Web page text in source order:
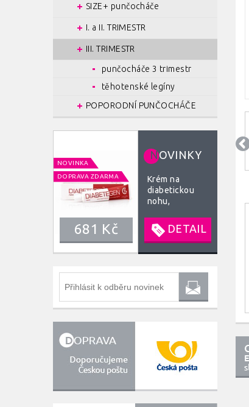
SIZE+ punčocháče
I. a II. TRIMESTR
III. TRIMESTR
punčocháče 3 trimestr
těhotenské legíny
POPORODNÍ PUNČOCHÁČE
NOVINKY
Krém na
diabetickou
nohu,
paty, bércové
vředy FORTE 40
ml
NOVINKA
DOPRAVA ZDARMA
681 Kč DETAIL